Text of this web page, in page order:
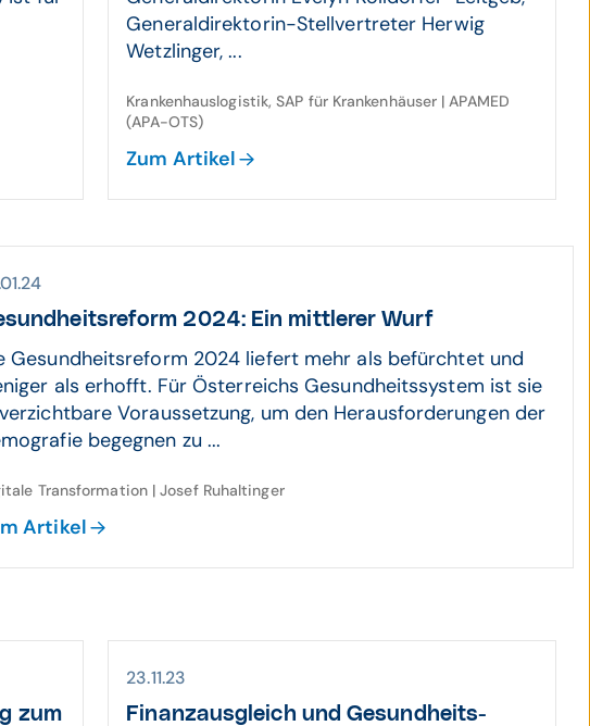
Generaldirektorin-Stellvertreter Herwig
Wetzlinger, ...
Krankenhauslogistik, SAP für Krankenhäuser | APAMED
(APA-OTS)
Zum Artikel
2024: Ein mittlerer Wurf
Gesundheitsreform 2024 liefert mehr als befürchtet und
als erhofft. Für Österreichs Gesundheitssystem ist sie
Voraussetzung, um den Herausforderungen der
begegnen zu ...
Transformation | Josef Ruhaltinger
Artikel
zum
23.11.23
Finanz­aus­gleich und Gesund­heits­